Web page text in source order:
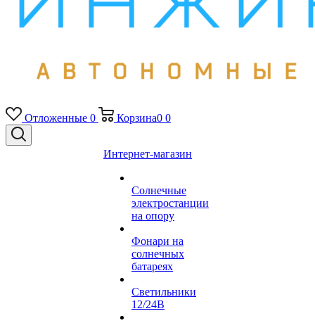
Отложенные 0 Корзина0 0
Интернет-магазин
Солнечные
электростанции
на опору
Фонари на
солнечных
батареях
Светильники
12/24В